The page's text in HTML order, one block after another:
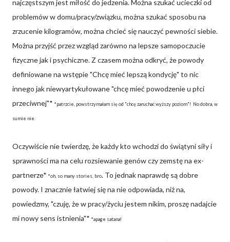
najczęstszym jest miłość do jedzenia. Można szukać ucieczki od
problemów w domu/pracy/związku, można szukać sposobu na
zrzucenie kilogramów, można chcieć się nauczyć pewności siebie.
Można przyjść przez wzgląd zarówno na lepsze samopoczucie
fizyczne jak i psychiczne. Z czasem można odkryć, że powody
definiowane na wstępie "Chcę mieć lepszą kondycję" to nic
innego jak niewyartykułowane "chcę mieć powodzenie u płci
przeciwnej"* *patrzcie, powstrzymałam się od "chcę zaruchać wyższy poziom"! No dobra, w
sumie nie.
Oczywiście nie twierdzę, że każdy kto wchodzi do świątyni siły i
sprawności ma na celu rozsiewanie genów czy zemstę na ex-
partnerze* *oh, so many stories, bro. To jednak naprawdę są dobre
powody. I znacznie łatwiej się na nie odpowiada, niż na,
powiedzmy, "czuję, że w pracy/życiu jestem nikim, proszę nadajcie
mi nowy sens istnienia"* *apage satana!